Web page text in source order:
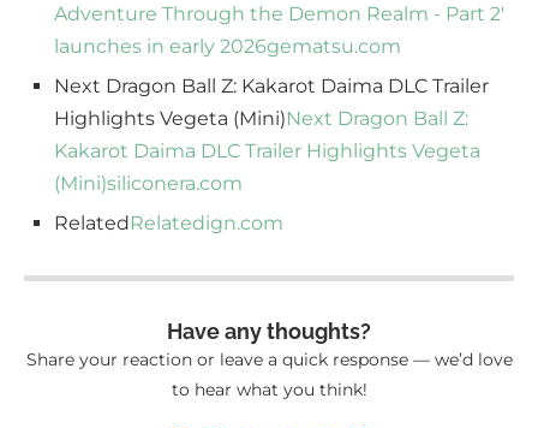
Adventure Through the Demon Realm - Part 2'
launches in early 2026gematsu.com
Next Dragon Ball Z: Kakarot Daima DLC Trailer
Highlights Vegeta (Mini)Next Dragon Ball Z:
Kakarot Daima DLC Trailer Highlights Vegeta
(Mini)siliconera.com
RelatedRelatedign.com
Have any thoughts?
Share your reaction or leave a quick response — we’d love
to hear what you think!